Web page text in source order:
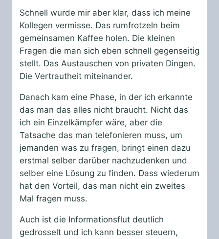
Schnell wurde mir aber klar, dass ich meine
Kollegen vermisse. Das rumfrotzeln beim
gemeinsamen Kaffee holen. Die kleinen
Fragen die man sich eben schnell gegenseitig
stellt. Das Austauschen von privaten Dingen.
Die Vertrautheit miteinander.
Danach kam eine Phase, in der ich erkannte
das man das alles nicht braucht. Nicht das
ich ein Einzelkämpfer wäre, aber die
Tatsache das man telefonieren muss, um
jemanden was zu fragen, bringt einen dazu
erstmal selber darüber nachzudenken und
selber eine Lösung zu finden. Dass wiederum
hat den Vorteil, das man nicht ein zweites
Mal fragen muss.
Auch ist die Informationsflut deutlich
gedrosselt und ich kann besser steuern,